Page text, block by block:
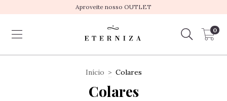
Aproveite nosso OUTLET
0
Início > Colares
Colares